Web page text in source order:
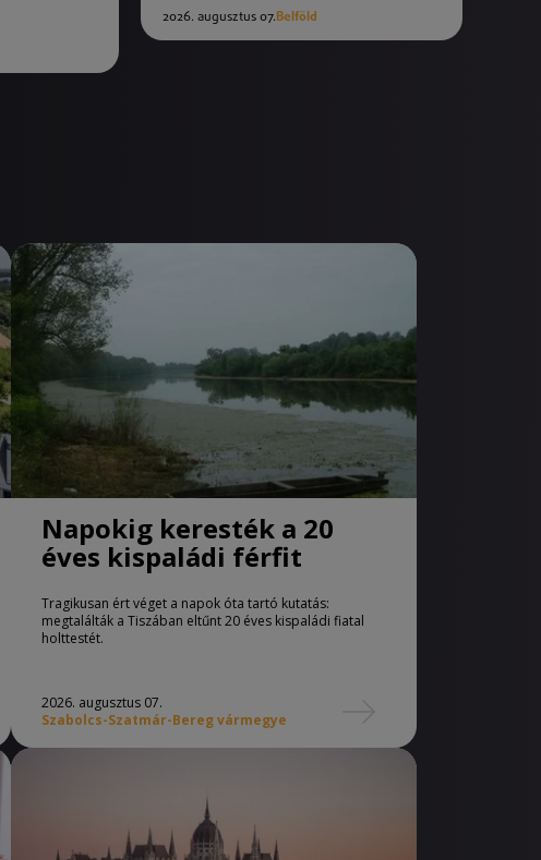
2026. augusztus 07.Belföld
Napokig keresték a 20
éves kispaládi férfit
Tragikusan ért véget a napok óta tartó kutatás:
megtalálták a Tiszában eltűnt 20 éves kispaládi fiatal
holttestét.
2026. augusztus 07.
Szabolcs-Szatmár-Bereg vármegye